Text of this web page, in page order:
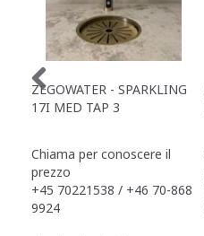
ZEGOWATER - SPARKLING
17I MED TAP 3
Chiama per conoscere il
prezzo
+45 70221538 / +46 70-868
9924